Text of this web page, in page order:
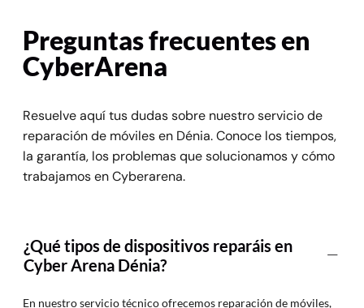
Preguntas frecuentes en
CyberArena
Resuelve aquí tus dudas sobre nuestro servicio de
reparación de móviles en Dénia. Conoce los tiempos,
la garantía, los problemas que solucionamos y cómo
trabajamos en Cyberarena.
¿Qué tipos de dispositivos reparáis en
Cyber Arena Dénia?
En nuestro servicio técnico ofrecemos reparación de móviles,